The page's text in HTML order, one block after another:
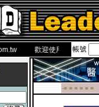
歡迎使用 國民旅遊卡！！
帳號
-■ ■ ■ ■ ■ ■